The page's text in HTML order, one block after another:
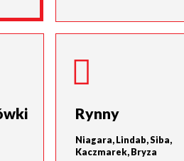
Rynny
Niagara, Lindab, Siba,
Kaczmarek, Bryza